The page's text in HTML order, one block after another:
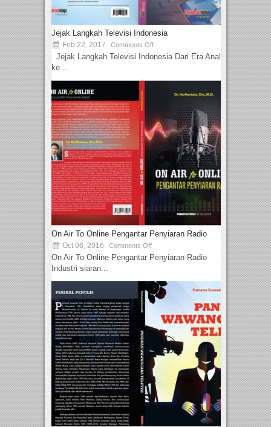
Jejak Langkah Televisi Indonesia
Feb 22, 2017 Comments Off
Jejak Langkah Televisi Indonesia Dari Era Analog
ke...
On Air To Online Pengantar Penyiaran Radio
Oct 06, 2016 Comments Off
On Air To Online Pengantar Penyiaran Radio
Industri siaran...